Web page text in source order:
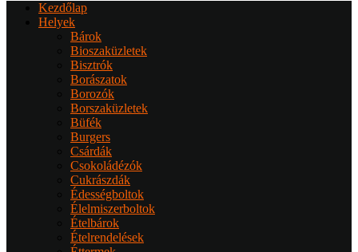
Kezdőlap
Helyek
Bárok
Bioszaküzletek
Bisztrók
Borászatok
Borozók
Borszaküzletek
Büfék
Burgers
Csárdák
Csokoládézók
Cukrászdák
Édességboltok
Élelmiszerboltok
Ételbárok
Ételrendelések